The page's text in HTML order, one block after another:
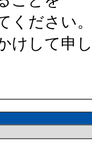
ください
けして申